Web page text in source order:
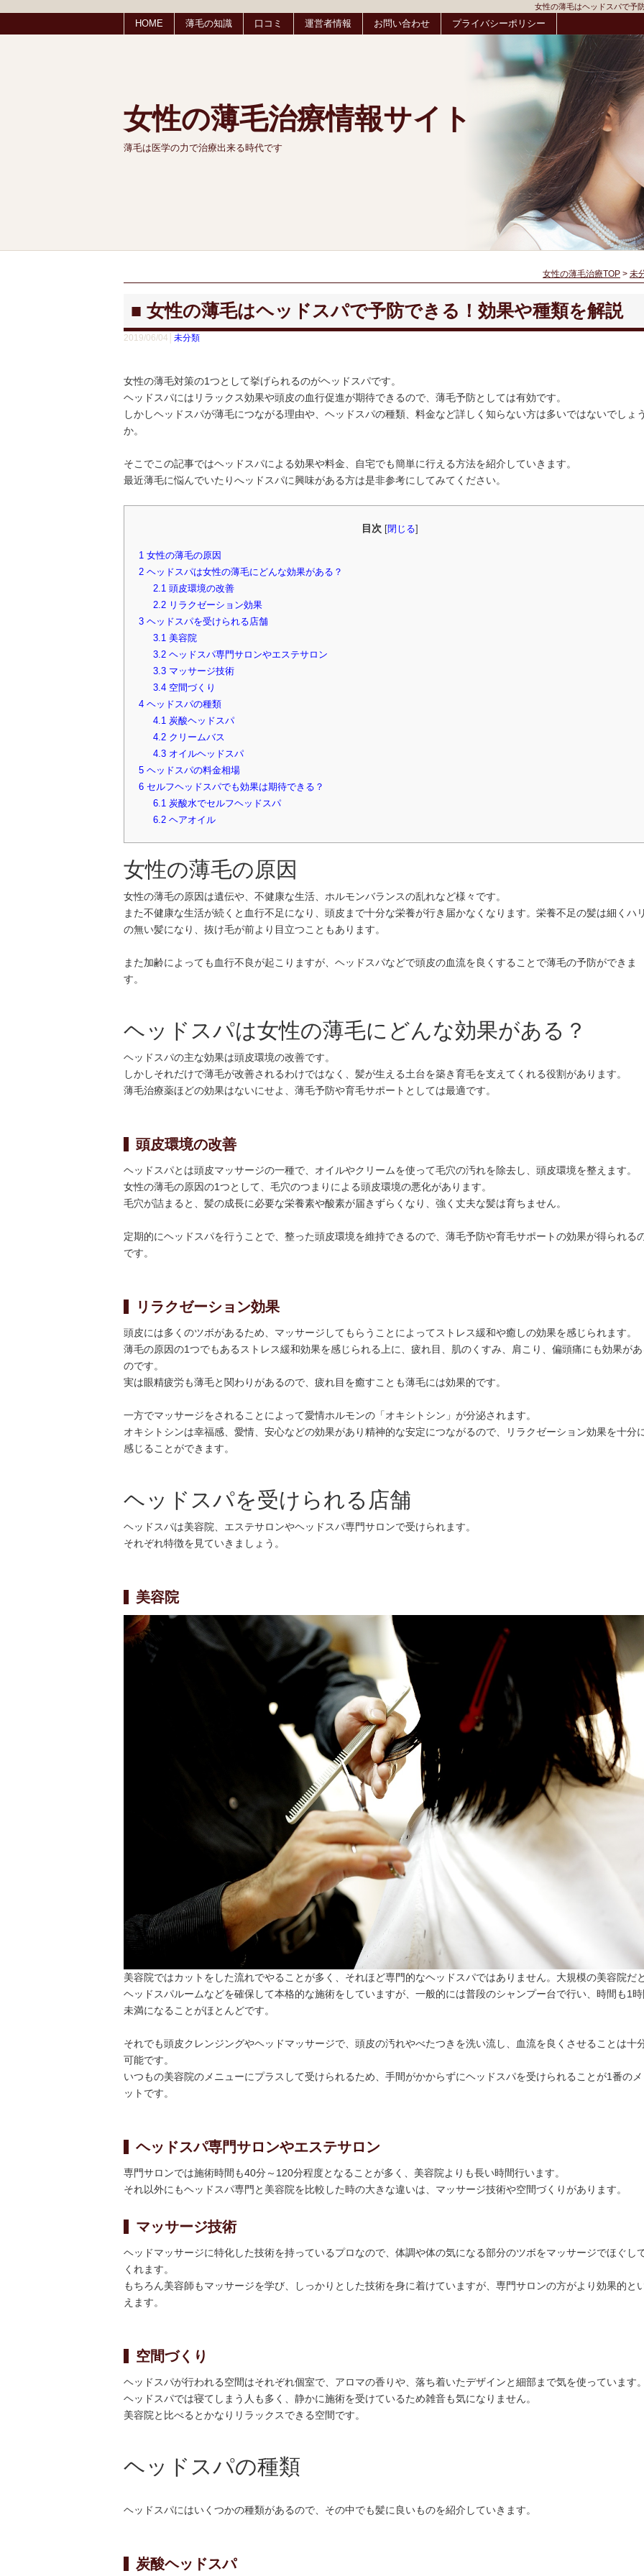
女性の薄毛はヘッドスパで予
HOME 薄毛の知識 口コミ 運営者情報 お問い合わせ プライバシーポリシー
女性の薄毛治療情報サイト
薄毛は医学の力で治療出来る時代です
女性の薄毛治療TOP > 未
女性の薄毛はヘッドスパで予防できる！効果や種類を解説
2019/06/04│ 未分類
女性の薄毛対策の1つとして挙げられるのがヘッドスパです。
ヘッドスパにはリラックス効果や頭皮の血行促進が期待できるので、薄毛予防としては有効です。
しかしヘッドスパが薄毛につながる理由や、ヘッドスパの種類、料金など詳しく知らない方は多いではないでしょ
か。
そこでこの記事ではヘッドスパによる効果や料金、自宅でも簡単に行える方法を紹介していきます。
最近薄毛に悩んでいたりへッドスパに興味がある方は是非参考にしてみてください。
目次 閉じる
1 女性の薄毛の原因
2 ヘッドスパは女性の薄毛にどんな効果がある？
2.1頭皮環境の改善
2.2リラクゼーション効果
3 ヘッドスパを受けられる店舗
3.1美容院
3.2ヘッドスパ専門サロンやエステサロン
3.3マッサージ技術
3.4空間づくり
4 ヘッドスパの種類
4.1炭酸ヘッドスパ
4.2クリームバス
4.3オイルヘッドスパ
5 ヘッドスパの料金相場
6 セルフヘッドスパでも効果は期待できる？
6.1炭酸水でセルフヘッドスパ
6.2ヘアオイル
女性の薄毛の原因
女性の薄毛の原因は遺伝や、不健康な生活、ホルモンバランスの乱れなど様々です。
また不健康な生活が続くと血行不足になり、頭皮まで十分な栄養が行き届かなくなります。栄養不足の髪は細くハ
の無い髪になり、抜け毛が前より目立つこともあります。
また加齢によっても血行不良が起こりますが、ヘッドスパなどで頭皮の血流を良くすることで薄毛の予防ができま
す。
ヘッドスパは女性の薄毛にどんな効果がある？
ヘッドスパの主な効果は頭皮環境の改善です。
しかしそれだけで薄毛が改善されるわけではなく、髪が生える土台を築き育毛を支えてくれる役割があります。
薄毛治療薬ほどの効果はないにせよ、薄毛予防や育毛サポートとしては最適です。
頭皮環境の改善
ヘッドスパとは頭皮マッサージの一種で、オイルやクリームを使って毛穴の汚れを除去し、頭皮環境を整えます。
女性の薄毛の原因の1つとして、毛穴のつまりによる頭皮環境の悪化があります。
毛穴が詰まると、髪の成長に必要な栄養素や酸素が届きずらくなり、強く丈夫な髪は育ちません。
定期的にヘッドスパを行うことで、整った頭皮環境を維持できるので、薄毛予防や育毛サポートの効果が得られる
です。
リラクゼーション効果
頭皮には多くのツボがあるため、マッサージしてもらうことによってストレス緩和や癒しの効果を感じられます。
薄毛の原因の1つでもあるストレス緩和効果を感じられる上に、疲れ目、肌のくすみ、肩こり、偏頭痛にも効果が
のです。
実は眼精疲労も薄毛と関わりがあるので、疲れ目を癒すことも薄毛には効果的です。
一方でマッサージをされることによって愛情ホルモンの「オキシトシン」が分泌されます。
オキシトシンは幸福感、愛情、安心などの効果があり精神的な安定につながるので、リラクゼーション効果を十分
感じることができます。
ヘッドスパを受けられる店舗
ヘッドスパは美容院、エステサロンやヘッドスパ専門サロンで受けられます。
それぞれ特徴を見ていきましょう。
美容院
美容院ではカットをした流れでやることが多く、それほど専門的なヘッドスパではありません。大規模の美容院だ
ヘッドスパルームなどを確保して本格的な施術をしていますが、一般的には普段のシャンプー台で行い、時間も1
未満になることがほとんどです。
それでも頭皮クレンジングやヘッドマッサージで、頭皮の汚れやべたつきを洗い流し、血流を良くさせることは十
可能です。
いつもの美容院のメニューにプラスして受けられるため、手間がかからずにヘッドスパを受けられることが1番の
ットです。
ヘッドスパ専門サロンやエステサロン
専門サロンでは施術時間も40分～120分程度となることが多く、美容院よりも長い時間行います。
それ以外にもヘッドスパ専門と美容院を比較した時の大きな違いは、マッサージ技術や空間づくりがあります。
マッサージ技術
ヘッドマッサージに特化した技術を持っているプロなので、体調や体の気になる部分のツボをマッサージでほぐし
くれます。
もちろん美容師もマッサージを学び、しっかりとした技術を身に着けていますが、専門サロンの方がより効果的と
えます。
空間づくり
ヘッドスパが行われる空間はそれぞれ個室で、アロマの香りや、落ち着いたデザインと細部まで気を使っています
ヘッドスパでは寝てしまう人も多く、静かに施術を受けているため雑音も気になりません。
美容院と比べるとかなりリラックスできる空間です。
ヘッドスパの種類
ヘッドスパにはいくつかの種類があるので、その中でも髪に良いものを紹介していきます。
炭酸ヘッドスパ